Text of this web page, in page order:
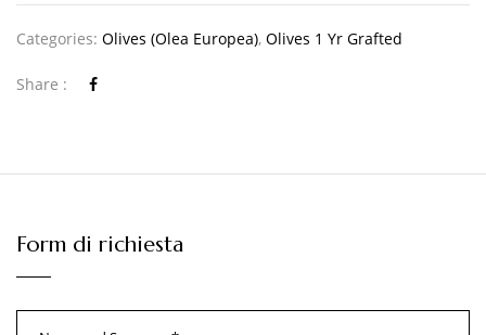
Categories: Olives (Olea Europea), Olives 1 Yr Grafted
Share :
Form di richiesta